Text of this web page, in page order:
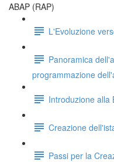
ABAP (RAP)
L'Evoluzione
Panoramica
programmazione
Introduzione alla
Creazione
Passi per la